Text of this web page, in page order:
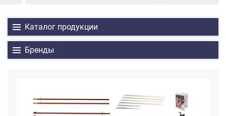
Каталог продукции
Бренды